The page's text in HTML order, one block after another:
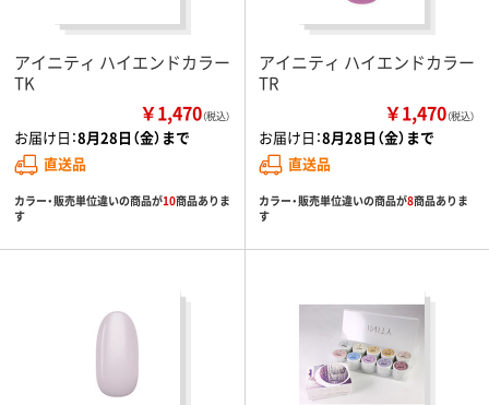
アイニティ ハイエンドカラー
TK
￥1,470（税込）
お届け日：8月28日（金）まで
直送品
カラー・販売単位違いの商品が10商品ありま
す
アイニティ ハイエンドカラー
TR
￥1,470（税込）
お届け日：8月28日（金）まで
直送品
カラー・販売単位違いの商品が8商品ありま
す